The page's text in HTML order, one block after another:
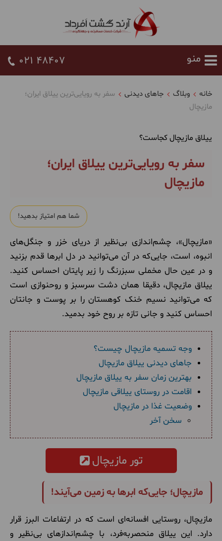
021 48407
خانه وبلاگ جاهای دیدنی
سفر به رویایی‌ترین ییلاق ایران؛
مازیچال
ییلاق مازیچال کجاست؟
سفر به رویایی‌ترین ییلاق ایران؛
مازیچال
شما هم امتیاز بدهید!
«مازیچال»، چشم‌اندازی بی‌نظیر از دریای خزر و جنگل‌های
انبوه، است، جایی‌که در آن می‌توانید در دل ابرها قدم بزنید
و در عین حال مخملی سبزرنگ را زیر پایتان احساس کنید.
ییلاق مازیچال، دقیقا همان دشت سرسبز و روحنوازی است
که می‌توانید نسیم خنک کوهستان را بر پوست و جانتان
احساس کنید و جانی تازه بر روح خود بدمید.
وجه تسمیه مازیچال چیست؟
جاهای دیدنی ییلاق مازیچال
بهترین زمان سفر به ییلاق مازیچال
اقامت در روستای ییلاقی مازیچال
وضعیت غذا در مازیچال
سخن آخر
تور مازیچال
مازیچال؛ جایی‌که ابرها به زمین می‌آیند!
مازیچال، روستایی افسانه‌ای است که در ارتفاعات البرز قرار
دارد. این ییلاق منحصربه‌فرد، با چشم‌اندازهای بی‌نظیر و